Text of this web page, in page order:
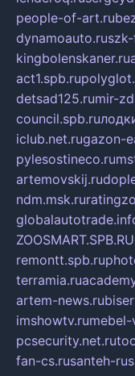
people-of-art.ru
dynamoauto.ru
kingbolenskaner.ru
act1.spb.ru
detsad125.rumir-
council.spb.ru
iclub.net.rugazon-
pylesostineco.ru
artemovskij.ru
ndm.msk.ru
ZOOSMART.SPB.RU
remontt.spb.ru
terramia.ru
artem-news.ru
imshowtv.ru
pcsecurity.net.ru
fan-cs.rusanteh-